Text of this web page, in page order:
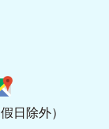
日除外）